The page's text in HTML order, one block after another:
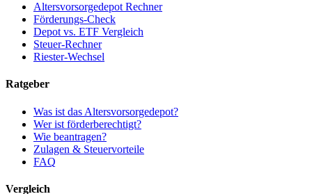
Altersvorsorgedepot Rechner
Förderungs-Check
Depot vs. ETF Vergleich
Steuer-Rechner
Riester-Wechsel
Ratgeber
Was ist das Altersvorsorgedepot?
Wer ist förderberechtigt?
Wie beantragen?
Zulagen & Steuervorteile
FAQ
Vergleich